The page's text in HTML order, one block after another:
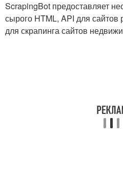
ScrapingBot предоставляет
сырого HTML, API для сайтов
для скрапинга сайтов